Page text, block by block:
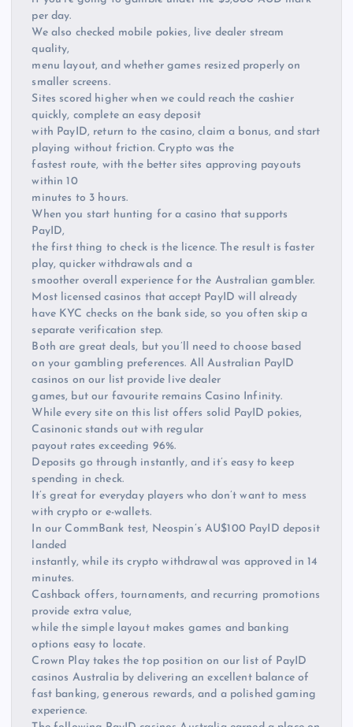
per day.
We also checked mobile pokies, live dealer stream
quality,
menu layout, and whether games resized properly on
smaller screens.
Sites scored higher when we could reach the cashier
quickly, complete an easy deposit
with PayID, return to the casino, claim a bonus, and start
playing without friction. Crypto was the
fastest route, with the better sites approving payouts
within 10
minutes to 3 hours.
When you start hunting for a casino that supports
PayID,
the first thing to check is the licence. The result is faster
play, quicker withdrawals and a
smoother overall experience for the Australian gambler.
Most licensed casinos that accept PayID will already
have KYC checks on the bank side, so you often skip a
separate verification step.
Both are great deals, but you’ll need to choose based
on your gambling preferences. All Australian PayID
casinos on our list provide live dealer
games, but our favourite remains Casino Infinity.
While every site on this list offers solid PayID pokies,
Casinonic stands out with regular
payout rates exceeding 96%.
Deposits go through instantly, and it’s easy to keep
spending in check.
It’s great for everyday players who don’t want to mess
with crypto or e-wallets.
In our CommBank test, Neospin’s AU$100 PayID deposit
landed
instantly, while its crypto withdrawal was approved in 14
minutes.
Cashback offers, tournaments, and recurring promotions
provide extra value,
while the simple layout makes games and banking
options easy to locate.
Crown Play takes the top position on our list of PayID
casinos Australia by delivering an excellent balance of
fast banking, generous rewards, and a polished gaming
experience.